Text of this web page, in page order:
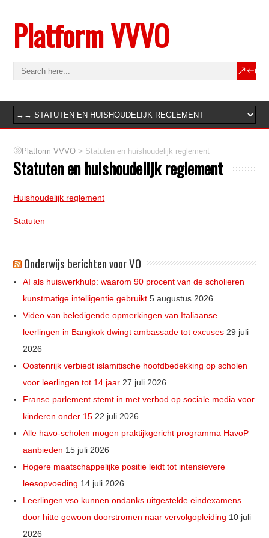
Platform VVVO
Platform VVVO > Statuten en huishoudelijk reglement
Statuten en huishoudelijk reglement
Huishoudelijk reglement
Statuten
Onderwijs berichten voor VO
AI als huiswerkhulp: waarom 90 procent van de scholieren
kunstmatige intelligentie gebruikt 5 augustus 2026
Video van beledigende opmerkingen van Italiaanse
leerlingen in Bangkok dwingt ambassade tot excuses 29 juli
2026
Oostenrijk verbiedt islamitische hoofdbedekking op scholen
voor leerlingen tot 14 jaar 27 juli 2026
Franse parlement stemt in met verbod op sociale media voor
kinderen onder 15 22 juli 2026
Alle havo-scholen mogen praktijkgericht programma HavoP
aanbieden 15 juli 2026
Hogere maatschappelijke positie leidt tot intensievere
leesopvoeding 14 juli 2026
Leerlingen vso kunnen ondanks uitgestelde eindexamens
door hitte gewoon doorstromen naar vervolgopleiding 10 juli
2026